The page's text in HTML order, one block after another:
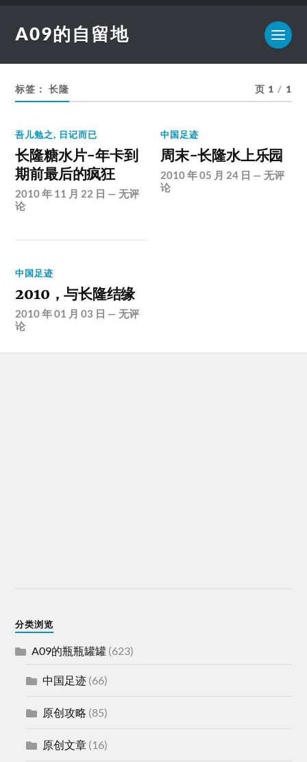
A09的自留地
标签：长隆 页 1 / 1
吾儿勉之, 日记而已
长隆糖水片-年卡到
期前最后的疯狂
2010 年 11 月 22 日 —无评
论
中国足迹
周末-长隆水上乐园
2010 年 05 月 24 日 —无评
论
中国足迹
2010，与长隆结缘
2010 年 01 月 03 日 —无评
论
分类浏览
A09的瓶瓶罐罐 (623)
中国足迹 (66)
原创攻略 (85)
原创文章 (16)